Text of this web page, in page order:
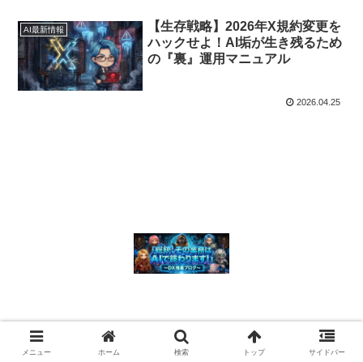
AI最新情報
【生存戦略】2026年X規約変更を
ハックせよ！AI垢が生き残るため
の『裏』運用マニュアル
2026.04.25
メニュー ホーム 検索 トップ サイドバー